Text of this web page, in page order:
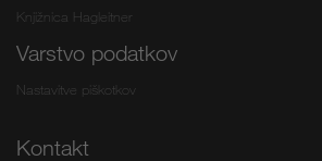
Knjižnica Hagleitner
Varstvo podatkov
Nastavitve piškotkov
Kontakt